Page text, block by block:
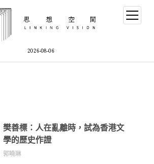
2026-08-06
樊善標：人在亂離時，試為香港文
學的歷史作證
郭曉琳